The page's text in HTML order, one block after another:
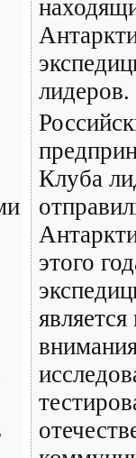
лидеров.
Клуба
этого